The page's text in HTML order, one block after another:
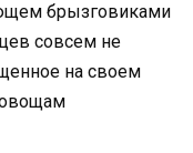
брызговиками
совсем не
на своем